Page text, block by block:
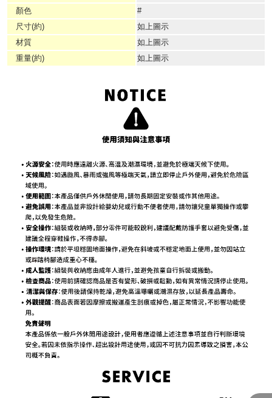
顏色
#
尺寸(約)
如上圖示
材質
如上圖示
重量(約)
如上圖示